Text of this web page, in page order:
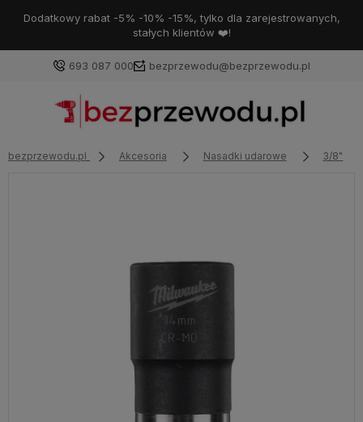
Dodatkowy rabat -5% -10% -15%, tylko dla zarejestrowanych,
stałych klientów ❤️!
693 087 000 bezprzewodu@bezprzewodu.pl
bezprzewodu.pl Akcesoria Nasadki udarowe 3/8"